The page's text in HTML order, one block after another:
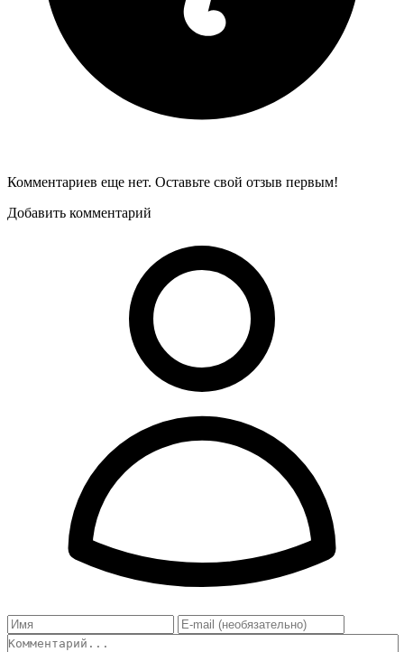
Комментариев еще нет. Оставьте свой отзыв первым!
Добавить комментарий